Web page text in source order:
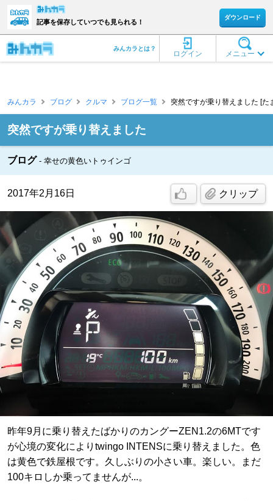
記事を保存していつでも見られる！
ダウンロード
メニュー
ログイン
みんカラとは？
みんカラ ブログ クルマ ブログ一覧 突然ですが乗り替えました [た
突然ですが乗り替えました
ブログ 幸せの黄色いトゥインゴ
2017年2月16日 クリップ
昨年9月に乗り替えたばかりのカングーZEN1.2の6MTです
が心境の変化によりtwingo INTENSに乗り替えました。色
は黄色で鉄屋根です。久しぶりの小さい車。楽しい。まだ
100キロしか乗ってませんが...。